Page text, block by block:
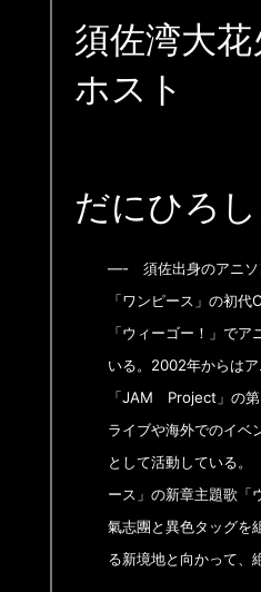
須佐湾大花
ホスト
「
だにひろ
—- 須佐出身のアニソ
「ワンピース」の初
「ウィーゴー！」でア
いる。2002年からは
「JAM Project」の第
ライブや海外でのイベ
として活動している。
ース」の新章主題歌「
氣志團と異色タッグを
る新境地と向かって、